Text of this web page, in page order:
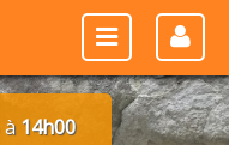
14h00